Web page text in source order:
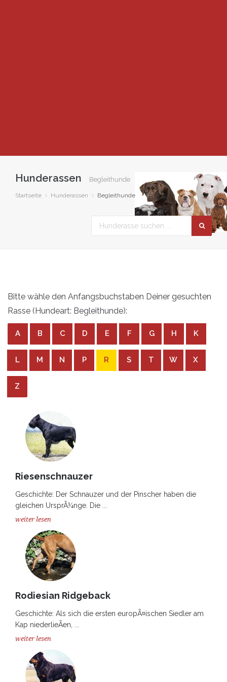
Hunderassen Begleithunde
Startseite Hunderassen Begleithunde
Bitte wähle den Anfangsbuchstaben Deiner gesuchten
Rasse (Hundeart: Begleithunde):
A B C D E F G H K
L M N P R S T W X
Z
Riesenschnauzer
Geschichte: Der Schnauzer und der Pinscher haben die
gleichen UrsprÃ¼nge. Die ...
weiter lesen
Rodiesian Ridgeback
Geschichte: Als sich die ersten europÃ¤ischen Siedler am
Kap niederlieÃen, ...
weiter lesen